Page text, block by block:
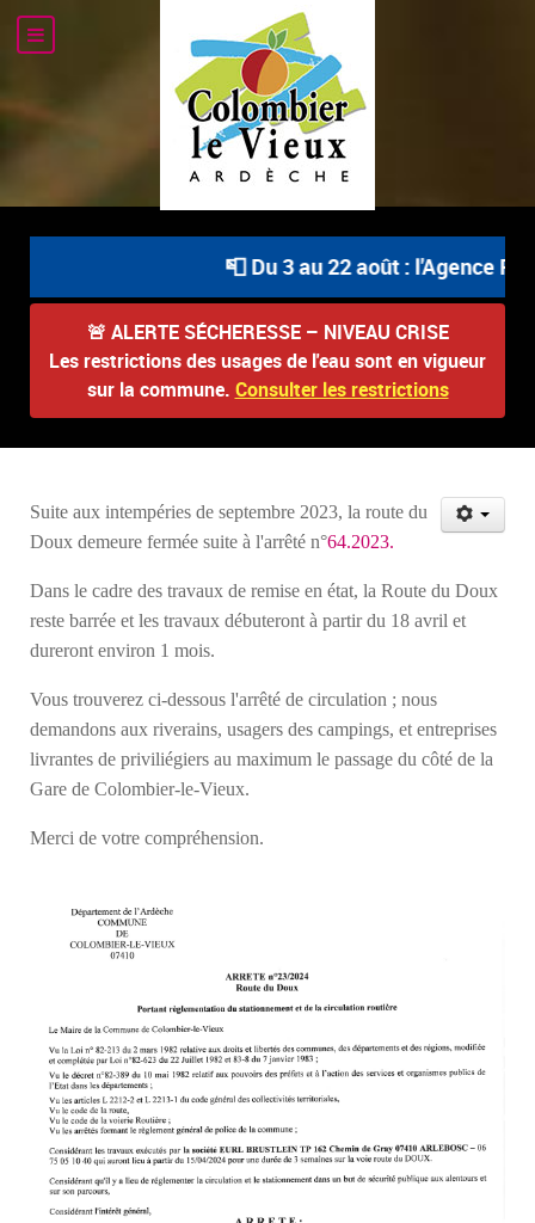
📮 Du 3 au 22 août : l'Agence
🚨 ALERTE SÉCHERESSE – NIVEAU CRISE
Les restrictions des usages de l'eau sont en vigueur
sur la commune. Consulter les restrictions
Suite aux intempéries de septembre 2023, la route du
Doux demeure fermée suite à l'arrêté n°64.2023.
Dans le cadre des travaux de remise en état, la Route du Doux
reste barrée et les travaux débuteront à partir du 18 avril et
dureront environ 1 mois.
Vous trouverez ci-dessous l'arrêté de circulation ; nous
demandons aux riverains, usagers des campings, et entreprises
livrantes de priviliégiers au maximum le passage du côté de la
Gare de Colombier-le-Vieux.
Merci de votre compréhension.